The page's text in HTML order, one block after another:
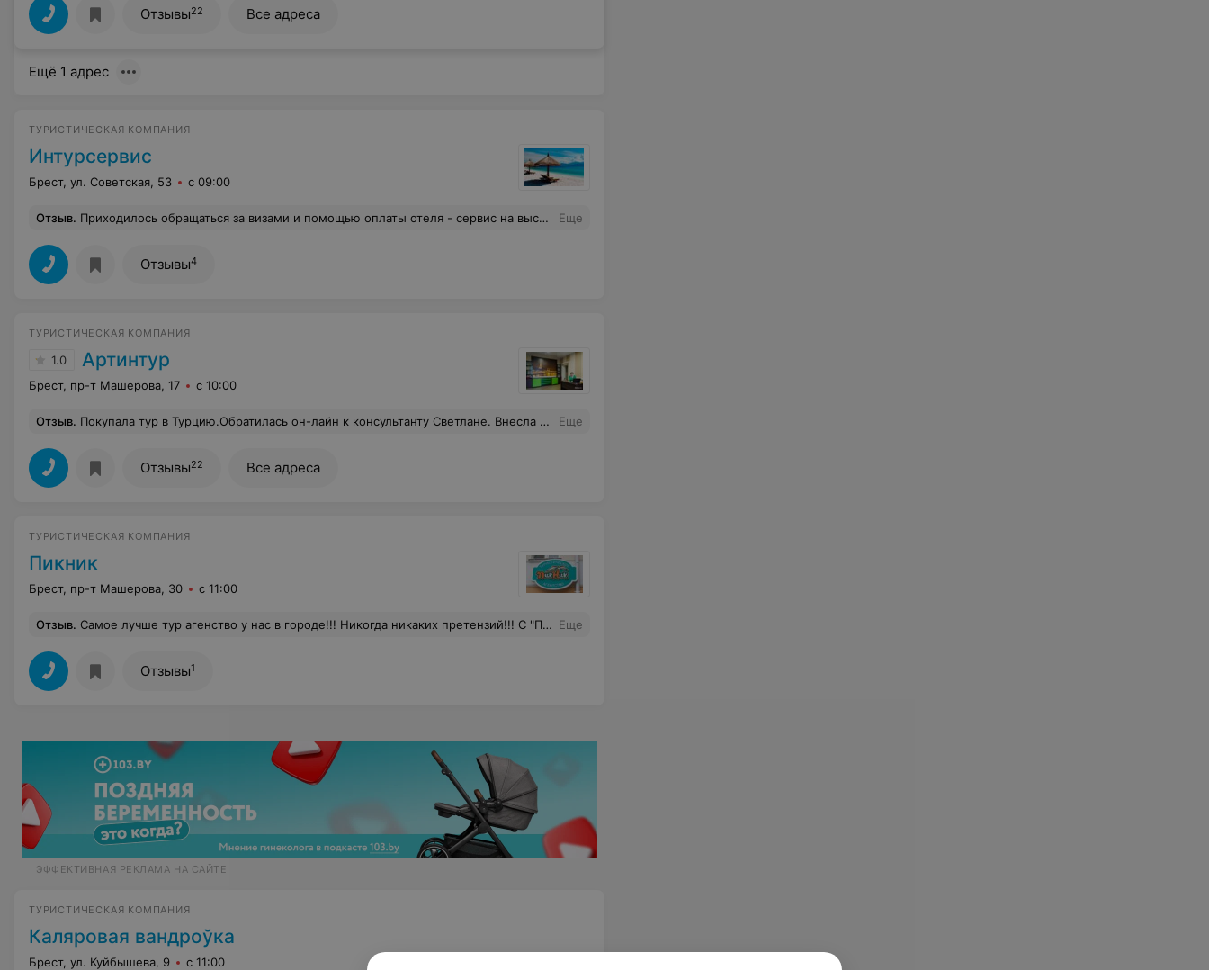
Отзывы22 Все адреса
Ещё 1 адрес
ТУРИСТИЧЕСКАЯ КОМПАНИЯ
Интурсервис
Брест, ул. Советская, 53 с 09:00
Отзыв. Приходилось обращаться за визами и помощью оплаты отеля - сервис на высшем уровне. Приятно и вежливо всё расскажут. Остались самые приятные впечатления. Рекомендую всем. Цены- сравнивайте сами, а наша семья выбирает "Интурсервис". Еще
Отзывы4
ТУРИСТИЧЕСКАЯ КОМПАНИЯ
1.0 Артинтур
Брест, пр-т Машерова, 17 с 10:00
Отзыв. Покупала тур в Турцию.Обратилась он-лайн к консультанту Светлане. Внесла предоплату за бронь, мне сказали, что все документы мне пришлют на почту накануне вылета. Присылают ваучеры, билеты, страховку. Первое,что неприятно удивило--нет договора. На это Светлана ответила :"А зачем он вам--у вас уже билеты на руках!"Зато прислали страховку от невылета, от которой я сразу отказалась,но т.к. Светлана это не учла и все-таки ее оформила ,то когда нужно было полностью рассчитаться за тур Светлана навязчиво пыталась "продать" мне эту страховку. Ей пришлось за свой счет (или за счет фирмы) покрывать данные расходы.Она обвинила меня в том,что это я не нашла время,чтобы заключить с ними договор, отказалась отвечать на мои вопросы по туру ,мол у неё уже выходной! А когда мой рейс вернули в Минск из-за треснувшего лобового стекла, она прислала сообщение: свяжитесь с принимающей стороной по поводу трансфера! А за что я плачу агентству,которое "организовывает" тур? Жалобной книги у них не оказалось! Еще
Отзывы22 Все адреса
ТУРИСТИЧЕСКАЯ КОМПАНИЯ
Пикник
Брест, пр-т Машерова, 30 с 11:00
Отзыв. Самое лучше тур агенство у нас в городе!!! Никогда никаких претензий!!! С "Пикником" мой отпуск просто сказка подбирают тур все с соответствием с моими пожеланиями!! Спасибо вам за Вашу работу!!!! Я желаю вам процветания и успехов!!! Мои рекомендации!! Особую благодарность хочу выделить Наталье Олехнович, лучший работник которого я когда либо встречала!!!! Я выбираю и буду выбирать только ВАС!!!! Еще
Отзывы1
ЭФФЕКТИВНАЯ РЕКЛАМА НА САЙТЕ
ТУРИСТИЧЕСКАЯ КОМПАНИЯ
Каляровая вандроўка
Брест, ул. Куйбышева, 9 с 11:00